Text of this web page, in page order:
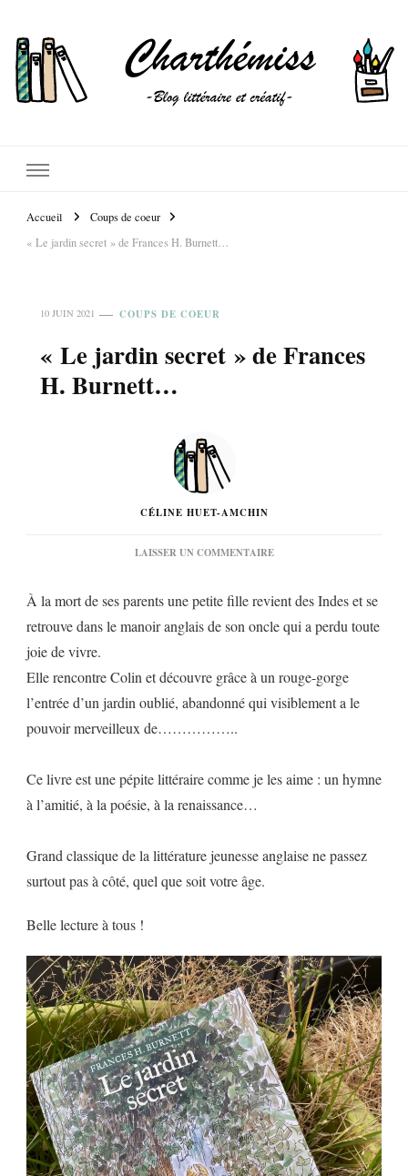
Accueil
Coups de coeur
« Le jardin secret » de Frances H. Burnett…
10 JUIN 2021 COUPS DE COEUR
« Le jardin secret » de Frances
H. Burnett…
CÉLINE HUET-AMCHIN
LAISSER UN COMMENTAIRESUR
SECRET »
FRANCES
À la mort de ses parents une petite fille revient des Indes et se
retrouve dans le manoir anglais de son oncle qui a perdu toute
joie de vivre.
Elle rencontre Colin et découvre grâce à un rouge-gorge
l’entrée d’un jardin oublié, abandonné qui visiblement a le
pouvoir merveilleux de……………..
Ce livre est une pépite littéraire comme je les aime : un hymne
à l’amitié, à la poésie, à la renaissance…
Grand classique de la littérature jeunesse anglaise ne passez
surtout pas à côté, quel que soit votre âge.
Belle lecture à tous !